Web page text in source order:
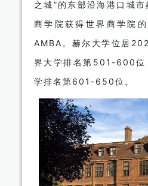
之城”的东部沿海港口城
商学院获得世界商学院
AMBA。赫尔大学位居
界大学排名第501-600位
学排名第601-650位。